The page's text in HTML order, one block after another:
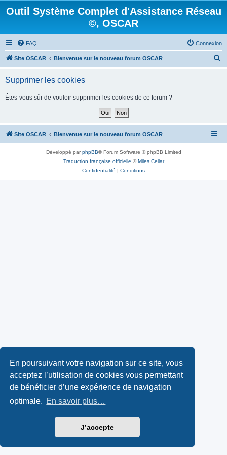
En poursuivant votre navigation sur ce site, vous
acceptez l’utilisation de cookies vous permettant
de bénéficier d’une expérience de navigation
optimale. En savoir plus…
J’accepte
Outil Système Complet d'Assistance Réseau
©, OSCAR
FAQ Connexion
Site OSCAR Bienvenue sur le nouveau forum OSCAR
h
Supprimer les cookies
Êtes-vous sûr de vouloir supprimer les cookies de ce forum ?
Site OSCAR Bienvenue sur le nouveau forum OSCAR
Développé parphpBB® Forum Software © phpBB Limited
Traduction française officielle ©Miles Cellar
Confidentialité | Conditions